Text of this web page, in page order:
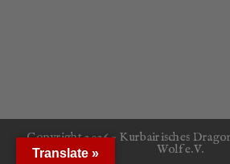
Copyright 2026 - Kurbairisches
Wolf e.V.
Translate »